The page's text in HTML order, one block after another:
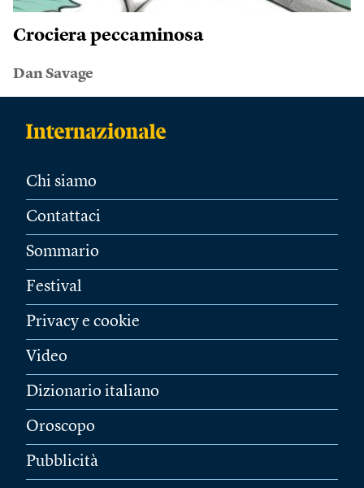
Crociera peccaminosa
Dan Savage
Chi siamo
Contattaci
Sommario
Festival
Privacy e cookie
Video
Dizionario italiano
Oroscopo
Pubblicità